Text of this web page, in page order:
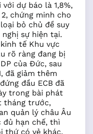
dự báo là 1,8%,
chứng minh cho
bỏ chủ đề suy
sự hiện tại.
tế Khu vực
rõ ràng đang bị
của Đức, sau
đã giảm thêm
đầu ECB đã
trong bài phát
tháng trước,
quản lý châu Âu
đủ hạn chế, thì
thứ có vẻ khác.